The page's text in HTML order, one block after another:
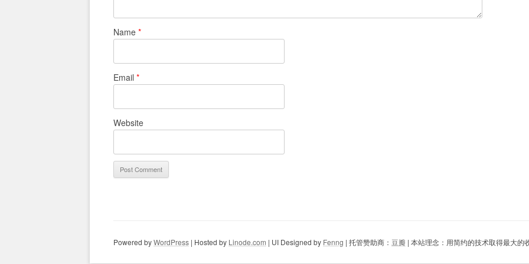
Name *
Email *
Website
Powered byWordPress | Hosted by Linode.com | UI Designed by Fenng | 托管赞助商： 豆瓣 | 本站理念：用简约的技术取得最大的